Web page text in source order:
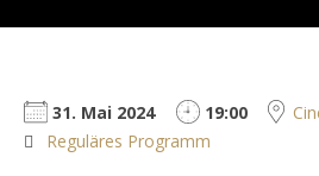
31. Mai 2024 19:00
Reguläres Programm